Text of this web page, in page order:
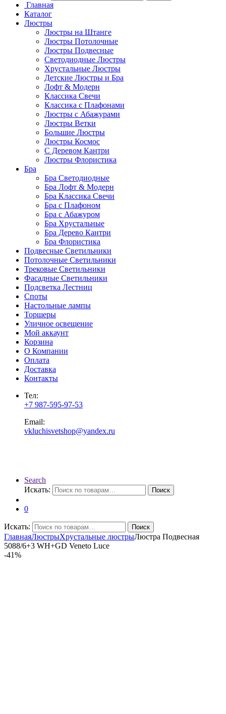
Главная
Каталог
Люстры
Люстры на Штанге
Люстры Потолочные
Люстры Подвесные
Светодиодные Люстры
Хрустальные Люстры
Детские Люстры и Бра
Лофт & Модерн
Классика Свечи
Классика с Плафонами
Люстры с Абажурами
Люстры Ветки
Большие Люстры
Люстры Космос
С Деревом Кантри
Люстры Флористика
Бра
Бра Светодиодные
Бра Лофт & Модерн
Бра Классика Свечи
Бра с Плафоном
Бра с Абажуром
Бра Хрустальные
Бра Дерево Кантри
Бра Флористика
Подвесные Светильники
Потолочные Светильники
Трековые Светильники
Фасадные Светильники
Подсветка Лестниц
Споты
Настольные лампы
Торшеры
Уличное освещение
Мой аккаунт
Корзина
О Компании
Оплата
Доставка
Контакты
Тел:
+7 987-595-97-53
Email:
vkluchisvetshop@yandex.ru
Search
Искать:
Поиск
0
Искать: Поиск
ГлавнаяЛюстрыХрустальные люстрыЛюстра Подвесная
5088/6+3 WH+GD Veneto Luce
-41%